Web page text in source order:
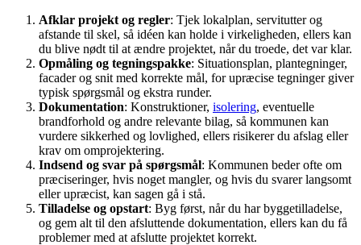
Afklar projekt og regler: Tjek lokalplan, servitutter og
afstande til skel, så idéen kan holde i virkeligheden, ellers kan
du blive nødt til at ændre projektet, når du troede, det var klar.
Opmåling og tegningspakke: Situationsplan, plantegninger,
facader og snit med korrekte mål, for upræcise tegninger giver
typisk spørgsmål og ekstra runder.
Dokumentation: Konstruktioner, isolering, eventuelle
brandforhold og andre relevante bilag, så kommunen kan
vurdere sikkerhed og lovlighed, ellers risikerer du afslag eller
krav om omprojektering.
Indsend og svar på spørgsmål: Kommunen beder ofte om
præciseringer, hvis noget mangler, og hvis du svarer langsomt
eller upræcist, kan sagen gå i stå.
Tilladelse og opstart: Byg først, når du har byggetilladelse,
og gem alt til den afsluttende dokumentation, ellers kan du få
problemer med at afslutte projektet korrekt.